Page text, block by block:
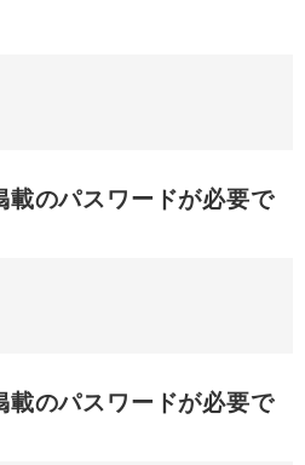
載のパスワードが必要で
載のパスワードが必要で